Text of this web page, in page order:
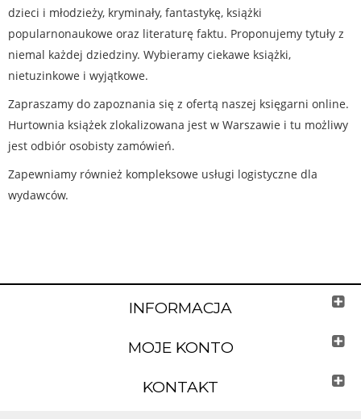
dzieci i młodzieży, kryminały, fantastykę, książki
popularnonaukowe oraz literaturę faktu. Proponujemy tytuły z
niemal każdej dziedziny. Wybieramy ciekawe książki,
nietuzinkowe i wyjątkowe.
Zapraszamy do zapoznania się z ofertą naszej księgarni online.
Hurtownia książek zlokalizowana jest w Warszawie i tu możliwy
jest odbiór osobisty zamówień.
Zapewniamy również kompleksowe usługi logistyczne dla
wydawców.
INFORMACJA
MOJE KONTO
KONTAKT